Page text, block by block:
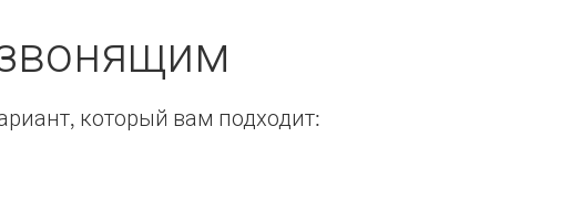
который вам подходит: